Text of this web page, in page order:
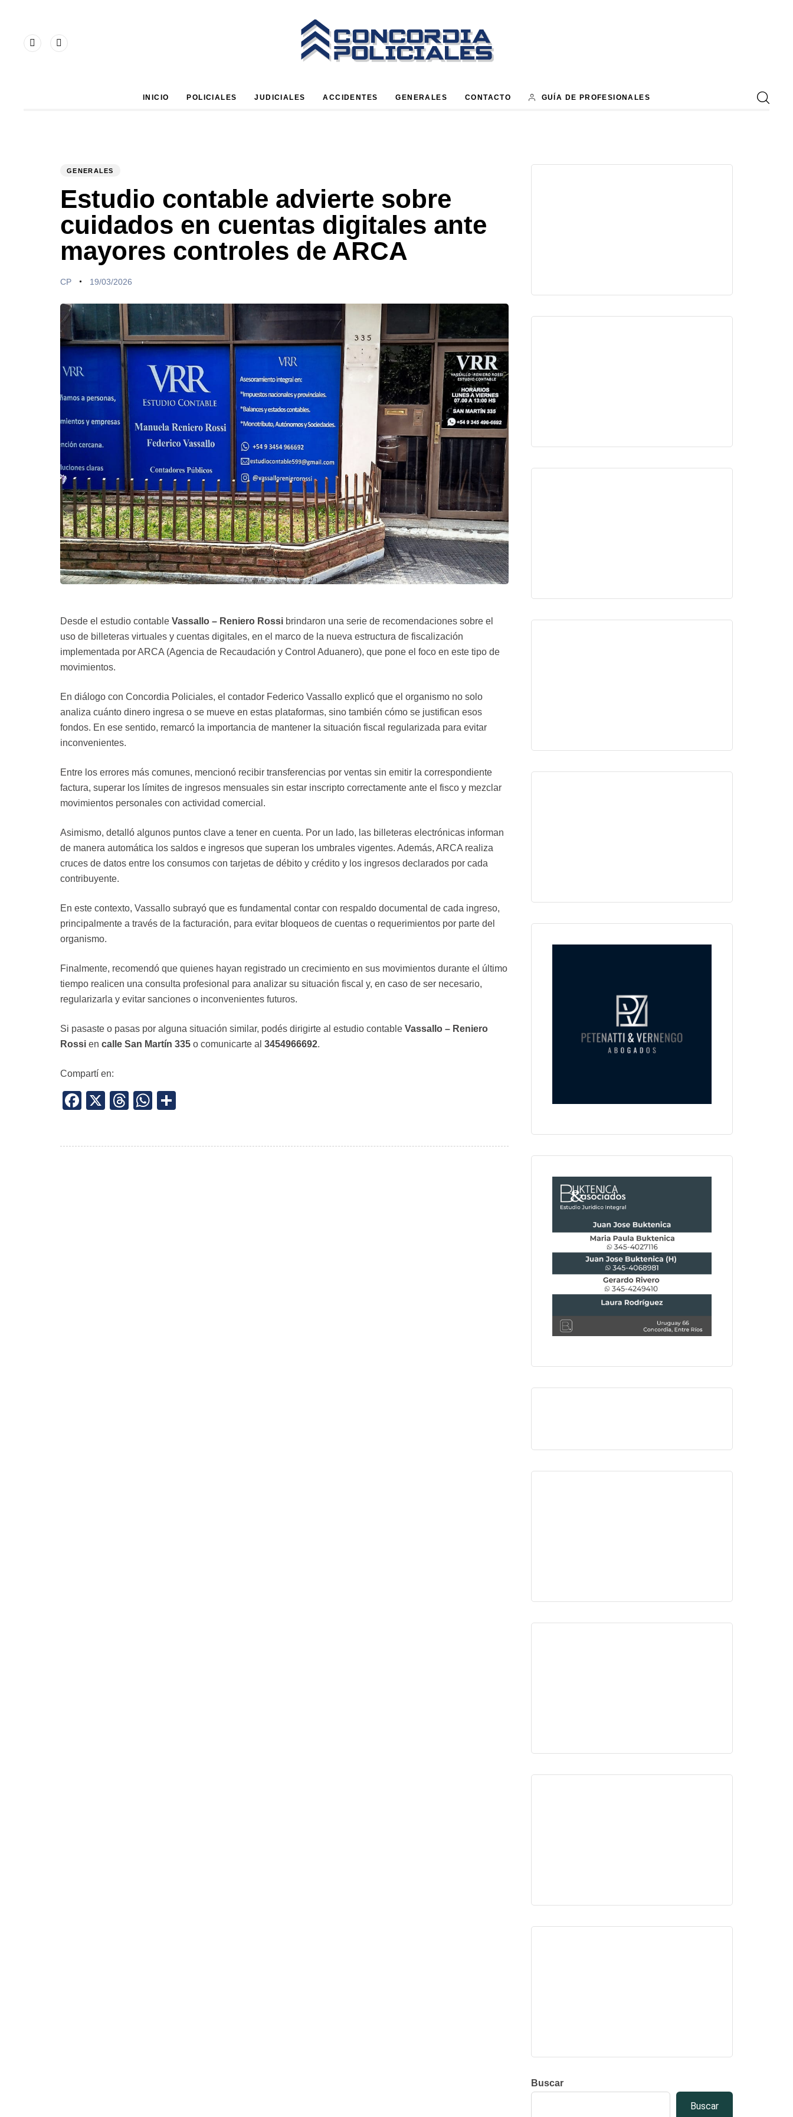
INICIO POLICIALES JUDICIALES ACCIDENTES GENERALES CONTACTO GUÍA DE PROFESIONALES
PUBLISHED
GENERALES
Estudio contable advierte sobre
cuidados en cuentas digitales ante
mayores controles de ARCA
Author
CP
Published
19/03/2026
Desde el estudio contable Vassallo – Reniero Rossi brindaron una serie de recomendaciones sobre el
uso de billeteras virtuales y cuentas digitales, en el marco de la nueva estructura de fiscalización
implementada por ARCA (Agencia de Recaudación y Control Aduanero), que pone el foco en este tipo de
movimientos.
En diálogo con Concordia Policiales, el contador Federico Vassallo explicó que el organismo no solo
analiza cuánto dinero ingresa o se mueve en estas plataformas, sino también cómo se justifican esos
fondos. En ese sentido, remarcó la importancia de mantener la situación fiscal regularizada para evitar
inconvenientes.
Entre los errores más comunes, mencionó recibir transferencias por ventas sin emitir la correspondiente
factura, superar los límites de ingresos mensuales sin estar inscripto correctamente ante el fisco y mezclar
movimientos personales con actividad comercial.
Asimismo, detalló algunos puntos clave a tener en cuenta. Por un lado, las billeteras electrónicas informan
de manera automática los saldos e ingresos que superan los umbrales vigentes. Además, ARCA realiza
cruces de datos entre los consumos con tarjetas de débito y crédito y los ingresos declarados por cada
contribuyente.
En este contexto, Vassallo subrayó que es fundamental contar con respaldo documental de cada ingreso,
principalmente a través de la facturación, para evitar bloqueos de cuentas o requerimientos por parte del
organismo.
Finalmente, recomendó que quienes hayan registrado un crecimiento en sus movimientos durante el último
tiempo realicen una consulta profesional para analizar su situación fiscal y, en caso de ser necesario,
regularizarla y evitar sanciones o inconvenientes futuros.
Si pasaste o pasas por alguna situación similar, podés dirigirte al estudio contable Vassallo – Reniero
Rossi en calle San Martín 335 o comunicarte al 3454966692.
Compartí en:
Facebook
X ThreadsWhatsApp
Buscar
Buscar